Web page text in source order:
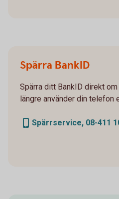
Spärra BankID
Spärra ditt BankID direkt
längre använder din telefon
Spärrservice, 08-411